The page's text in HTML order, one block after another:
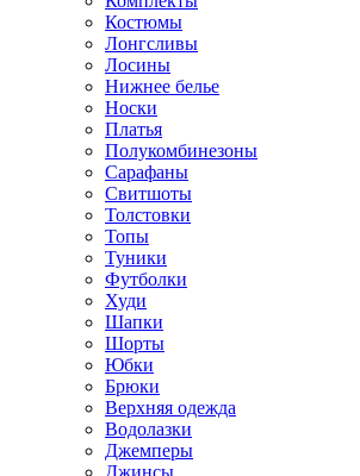
Костюмы
Лонгсливы
Лосины
Нижнее белье
Носки
Платья
Полукомбинезоны
Сарафаны
Свитшоты
Толстовки
Топы
Туники
Футболки
Худи
Шапки
Шорты
Юбки
Брюки
Верхняя одежда
Водолазки
Джемперы
Джинсы